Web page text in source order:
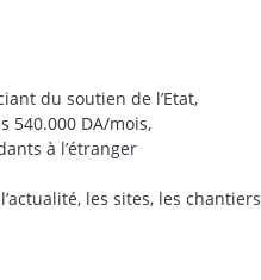
du soutien de l’Etat,
540.000 DA/mois,
à l’étranger
les sites, les